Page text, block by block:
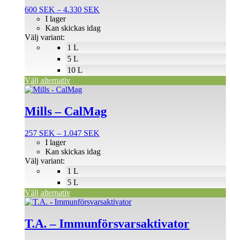
600 SEK – 4.330 SEK
till
1 L
5 L
10 L
I lager
Kan skickas idag
Välj variant:
Välj alternativ
varianter.
olika
alternativen
produktsidan
Mills – CalMag
257 SEK – 1.047 SEK
till
1 L
5 L
I lager
Kan skickas idag
Välj variant:
Välj alternativ
Den
produkten
har
varianter.
olika
alternativen
på
produktsidan
T.A. – Immunförsvarsaktivator
Den
produkten
har